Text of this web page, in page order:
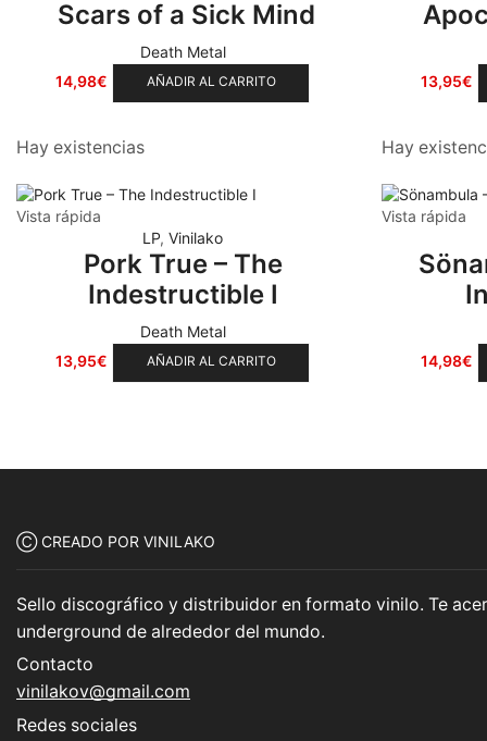
Scars of a Sick Mind
Death Metal
14,98€ AÑADIR AL CARRITO
13,95€
Hay existencias
Vista rápida
LP, Vinilako
Pork True – The
Indestructible I
Death Metal
13,95€ AÑADIR AL CARRITO
Hay
Vista rápida
14,98€
Ⓒ CREADO POR VINILAKO
Sello discográfico y distribuidor en formato vinilo. Te
underground de alrededor del mundo.
Contacto
vinilakov@gmail.com
Redes sociales